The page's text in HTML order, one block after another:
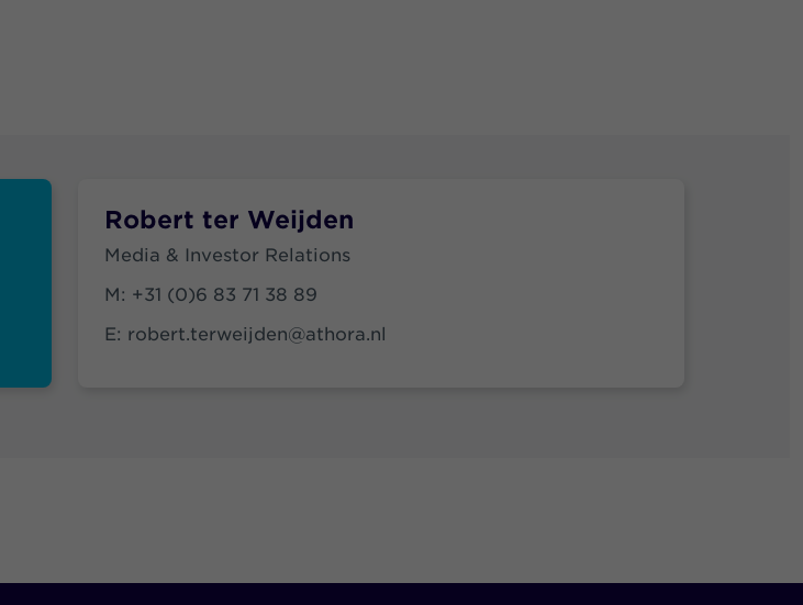
Robert ter Weijden
Media & Investor Relations
M: +31 (0)6 83 71 38 89
E: robert.terweijden@athora.nl